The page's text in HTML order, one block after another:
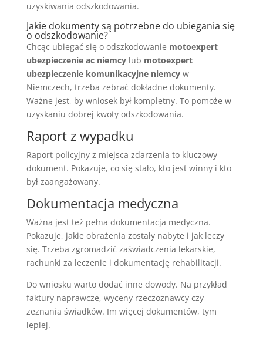
uzyskiwania odszkodowania.
Jakie dokumenty są potrzebne do ubiegania się
o odszkodowanie?
Chcąc ubiegać się o odszkodowanie motoexpert
ubezpieczenie ac niemcylub motoexpert
ubezpieczenie komunikacyjne niemcyw
Niemczech, trzeba zebrać dokładne dokumenty.
Ważne jest, by wniosek był kompletny. To pomoże w
uzyskaniu dobrej kwoty odszkodowania.
Raport z wypadku
Raport policyjny z miejsca zdarzenia to kluczowy
dokument. Pokazuje, co się stało, kto jest winny i kto
był zaangażowany.
Dokumentacja medyczna
Ważna jest też pełna dokumentacja medyczna.
Pokazuje, jakie obrażenia zostały nabyte i jak leczy
się. Trzeba zgromadzić zaświadczenia lekarskie,
rachunki za leczenie i dokumentację rehabilitacji.
Do wniosku warto dodać inne dowody. Na przykład
faktury naprawcze, wyceny rzeczoznawcy czy
zeznania świadków. Im więcej dokumentów, tym
lepiej.